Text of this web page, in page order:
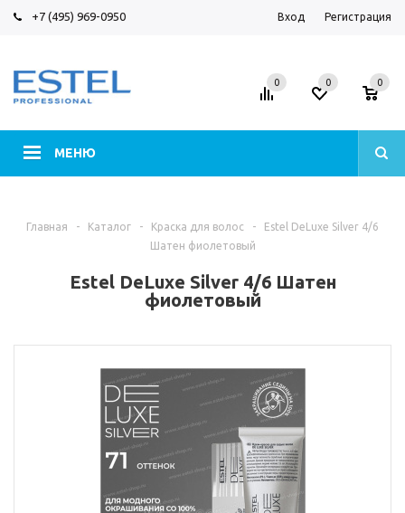
+7 (495) 969-0950 Вход Регистрация
МЕНЮ
0 0 0
Главная - Каталог - Краска для волос -
Estel DeLuxe Silver 4/6
Шатен фиолетовый
Estel DeLuxe Silver 4/6 Шатен
фиолетовый